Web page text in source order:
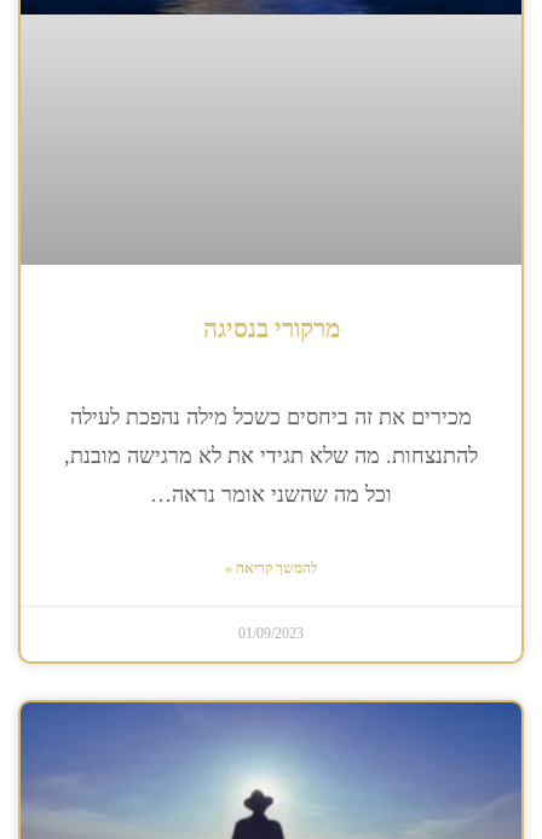
מרקורי בנסיגה
מכירים את זה ביחסים כשכל מילה נהפכת לעילה
להתנצחות. מה שלא תגידי את לא מרגישה מובנת,
וכל מה שהשני אומר נראה…
להמשך קריאה »
01/09/2023